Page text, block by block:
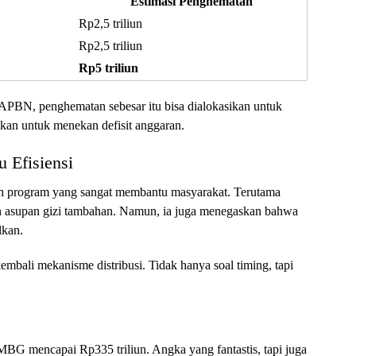
Rp2,5 triliun
Rp2,5 triliun
Rp5 triliun
penghematan sebesar itu bisa dialokasikan untuk
untuk menekan defisit anggaran.
Efisiensi
yang sangat membantu masyarakat. Terutama
gizi tambahan. Namun, ia juga menegaskan bahwa
mekanisme distribusi. Tidak hanya soal timing, tapi
mencapai Rp335 triliun. Angka yang fantastis, tapi juga